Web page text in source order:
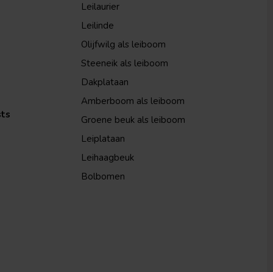
Leilaurier
Leilinde
Olijfwilg als leiboom
Steeneik als leiboom
Dakplataan
Amberboom als leiboom
Groene beuk als leiboom
Leiplataan
Leihaagbeuk
Bolbomen